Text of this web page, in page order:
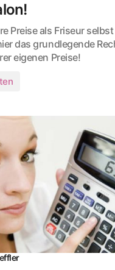
Preise als Friseur
das grundlegende
eigenen Preise!